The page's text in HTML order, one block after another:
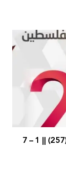
تقرير المشهد الحقوقي لفلسطين العدد (257) || 1 – 7